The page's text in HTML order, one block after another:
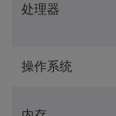
处理器
操作系统